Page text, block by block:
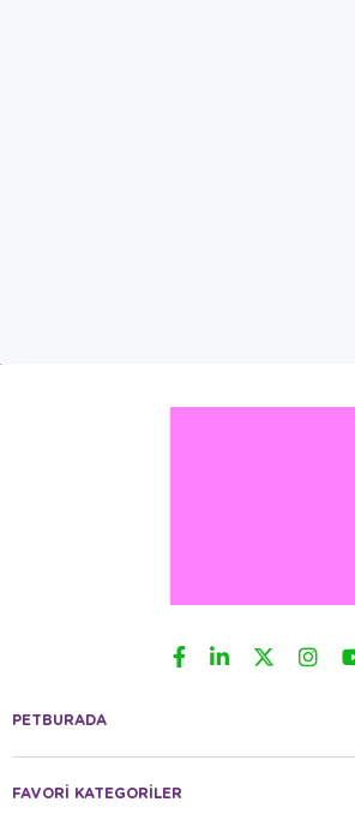
PETBURADA
FAVORİ KATEGORİLER